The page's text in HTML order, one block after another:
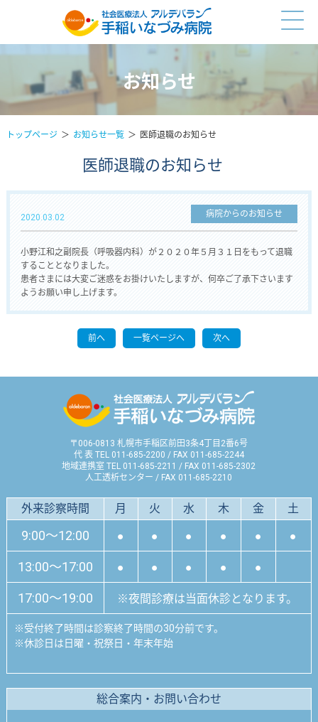
お知らせ
トップページ お知らせ一覧 医師退職のお知らせ
医師退職のお知らせ
2020.03.02 病院からのお知らせ
小野江和之副院長（呼吸器内科）が２０２０年５月３１日をもって退職
することとなりました。
患者さまには大変ご迷惑をお掛けいたしますが、何卒ご了承下さいます
ようお願い申し上げます。
前へ 一覧ページへ 次へ
〒006-0813 札幌市手稲区前田3条4丁目2番6号
代 表 TEL 011-685-2200 / FAX 011-685-2244
地域連携室 TEL 011-685-2211 / FAX 011-685-2302
人工透析センター / FAX 011-685-2210
外来診察時間 月 火 水 木 金 土
9:00～12:00 ● ● ● ● ● ●
13:00～17:00 ● ● ● ● ●
17:00～19:00 ※夜間診療は当面休診となります。
※受付終了時間は診察終了時間の30分前です。
※休診日は日曜・祝祭日・年末年始
総合案内・お問い合わせ